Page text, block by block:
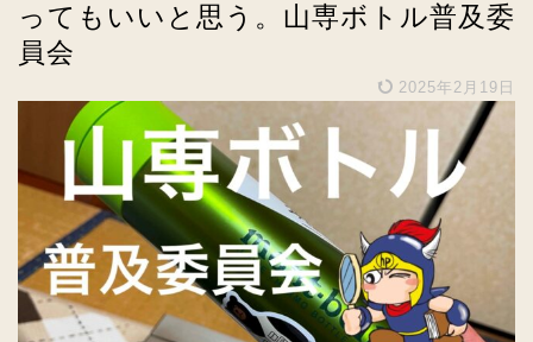
ってもいいと思う。山専ボトル普及委
員会
2025年2月19日